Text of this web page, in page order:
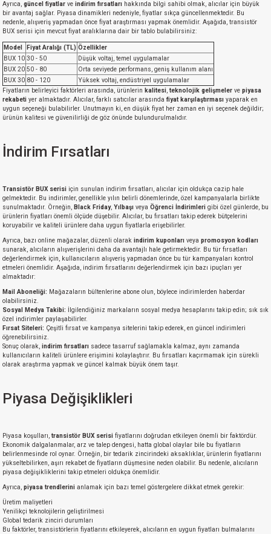
Ayrıca, güncel fiyatlar ve indirim fırsatları hakkında bilgi sahibi olmak, alıcılar için büyük
bir avantaj sağlar. Piyasa dinamikleri nedeniyle, fiyatlar sıkça güncellenmektedir. Bu
nedenle, alışveriş yapmadan önce fiyat araştırması yapmak önemlidir. Aşağıda, transistör
BUX serisi için mevcut fiyat aralıklarına dair bir tablo bulabilirsiniz:
Model Fiyat Aralığı (TL) Özellikler
BUX 10 30 - 50
Düşük voltaj, temel uygulamalar
BUX 20 50 - 80
Orta seviyede performans, geniş kullanım alanı
BUX 30 80 - 120
Yüksek voltaj, endüstriyel uygulamalar
Fiyatların belirleyici faktörleri arasında, ürünlerin kalitesi, teknolojik gelişmeler ve piyasa
rekabeti yer almaktadır. Alıcılar, farklı satıcılar arasında fiyat karşılaştırması yaparak en
uygun seçeneği bulabilirler. Unutmayın ki, en düşük fiyat her zaman en iyi seçenek değildir;
ürünün kalitesi ve güvenilirliği de göz önünde bulundurulmalıdır.
İndirim Fırsatları
Transistör BUX serisi için sunulan indirim fırsatları, alıcılar için oldukça cazip hale
gelmektedir. Bu indirimler, genellikle yılın belirli dönemlerinde, özel kampanyalarla birlikte
sunulmaktadır. Örneğin, Black Friday, Yılbaşı veya Öğrenci İndirimleri gibi özel günlerde, bu
ürünlerin fiyatları önemli ölçüde düşebilir. Alıcılar, bu fırsatları takip ederek bütçelerini
koruyabilir ve kaliteli ürünlere daha uygun fiyatlarla erişebilirler.
Ayrıca, bazı online mağazalar, düzenli olarak indirim kuponları veya promosyon kodları
sunarak, alıcıların alışverişlerini daha da avantajlı hale getirmektedir. Bu tür fırsatları
değerlendirmek için, kullanıcıların alışveriş yapmadan önce bu tür kampanyaları kontrol
etmeleri önemlidir. Aşağıda, indirim fırsatlarını değerlendirmek için bazı ipuçları yer
almaktadır:
Mail Aboneliği: Mağazaların bültenlerine abone olun, böylece indirimlerden haberdar
olabilirsiniz.
Sosyal Medya Takibi: İlgilendiğiniz markaların sosyal medya hesaplarını takip edin; sık sık
özel indirimler paylaşabilirler.
Fırsat Siteleri: Çeşitli fırsat ve kampanya sitelerini takip ederek, en güncel indirimleri
öğrenebilirsiniz.
Sonuç olarak, indirim fırsatları sadece tasarruf sağlamakla kalmaz, aynı zamanda
kullanıcıların kaliteli ürünlere erişimini kolaylaştırır. Bu fırsatları kaçırmamak için sürekli
olarak araştırma yapmak ve güncel kalmak büyük önem taşır.
Piyasa Değişiklikleri
Piyasa koşulları, transistör BUX serisi fiyatlarını doğrudan etkileyen önemli bir faktördür.
Ekonomik dalgalanmalar, arz ve talep dengesi, hatta global olaylar bile bu fiyatların
belirlenmesinde rol oynar. Örneğin, bir tedarik zincirindeki aksaklıklar, ürünlerin fiyatlarını
yükseltebilirken, aşırı rekabet de fiyatların düşmesine neden olabilir. Bu nedenle, alıcıların
piyasa değişikliklerini takip etmeleri oldukça önemlidir.
Ayrıca, piyasa trendlerini anlamak için bazı temel göstergelere dikkat etmek gerekir:
Üretim maliyetleri
Yenilikçi teknolojilerin geliştirilmesi
Global tedarik zinciri durumları
Bu faktörler, transistörlerin fiyatlarını etkileyerek, alıcıların en uygun fiyatları bulmalarını